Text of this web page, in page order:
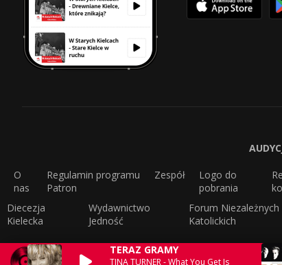
TERAZ GRAMY
TINA TURNER - What You Get Is
O
nas
Regulamin programu
Patron
Zespół
Logo do
pobrania
Diecezja
Kielecka
Wydawnictwo
Jedność
Forum Niezależnych
Katolickich